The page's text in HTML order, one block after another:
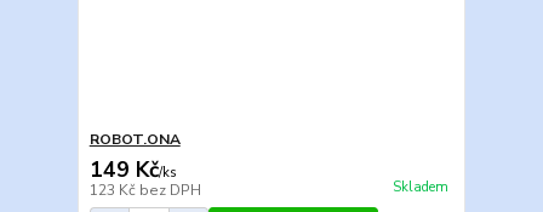
ROBOT.ONA
149 Kč/ks
123 Kč bez DPH Skladem